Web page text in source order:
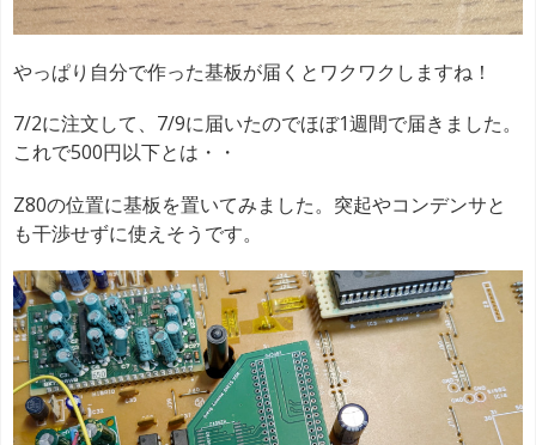
やっぱり自分で作った基板が届くとワクワクしますね！
7/2に注文して、7/9に届いたのでほぼ1週間で届きました。
これで500円以下とは・・
Z80の位置に基板を置いてみました。突起やコンデンサと
も干渉せずに使えそうです。